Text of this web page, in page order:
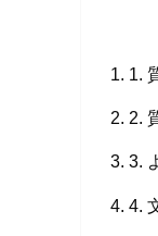
1.
2.
3.
4.